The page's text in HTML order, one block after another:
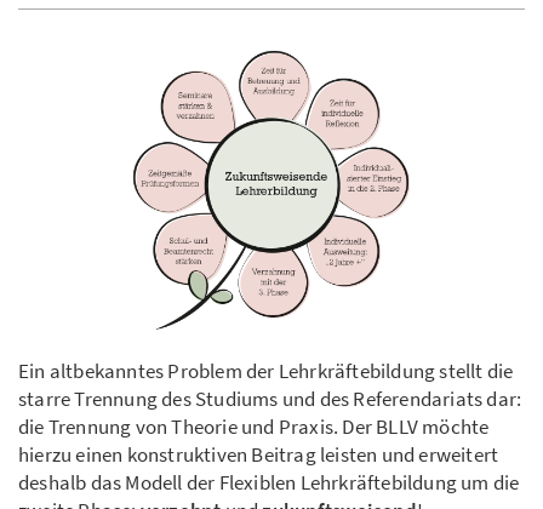
Ein altbekanntes Problem der Lehrkräftebildung stellt die
starre Trennung des Studiums und des Referendariats dar:
die Trennung von Theorie und Praxis. Der BLLV möchte
hierzu einen konstruktiven Beitrag leisten und erweitert
deshalb das Modell der Flexiblen Lehrkräftebildung um die